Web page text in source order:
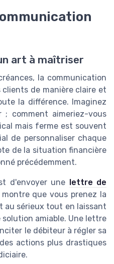
art à maîtriser
la communication
clients de manière claire et
la différence. Imaginez
comment aimeriez-vous
mais ferme est souvent
de personnaliser chaque
de la situation financière
précédemment.
d'envoyer une
lettre de
montre que vous prenez la
au sérieux tout en laissant
amiable. Une lettre
le débiteur à régler sa
actions plus drastiques